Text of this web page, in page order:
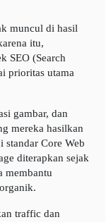
muncul di hasil
itu,
SEO (Search
prioritas utama
gambar, dan
mereka hasilkan
standar Core Web
diterapkan sejak
membantu
traffic dan